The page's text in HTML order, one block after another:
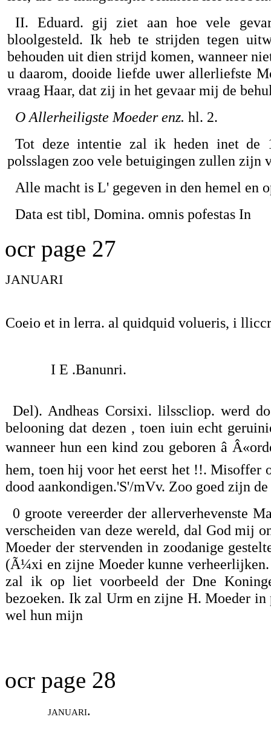
II. Eduard. gij ziet aan hoe vele
bloolgesteld. Ik heb te strijden tegen
behouden uit dien strijd komen, wanneer
u daarom, dooide liefde uwer allerliefste
vraag Haar, dat zij in het gevaar mij de
O Allerheiligste Moeder enz. hl. 2.
Tot deze intentie zal ik heden inet de
polsslagen zoo vele betuigingen zullen zijn
Alle macht is L' gegeven in den hemel
Data est tibl, Domina. omnis pofestas In
ocr page 27
JANUARI
Coeio et in lerra. al quidquid volueris, i
I E .Banunri.
Del). Andheas Corsixi. lilsscliop. werd
belooning dat dezen , toen iuin echt
wanneer hun een kind zou geboren â
hem, toen hij voor het eerst het !!. Misoffer
dood aankondigen.'S'/mVv. Zoo goed zijn
0 groote vereerder der allerverhevenste
verscheiden van deze wereld, dal God mij
Moeder der stervenden in zoodanige
(Ã¼xi en zijne Moeder kunne
zal ik op liet voorbeeld der Dne
bezoeken. Ik zal Urm en zijne H. Moeder
wel hun mijn
ocr page 28
januari.